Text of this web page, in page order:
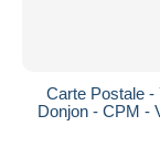
Carte Postale -
Donjon - CPM -